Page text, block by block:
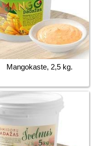
Mangokaste, 2,5 kg.